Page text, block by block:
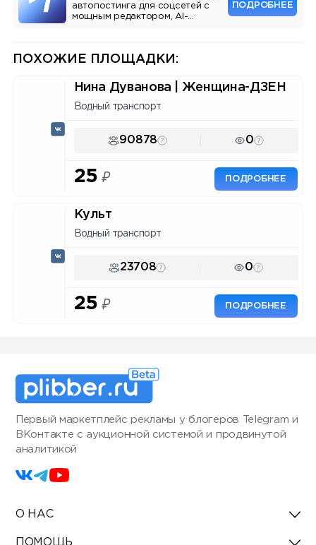
автопостинга для соцсетей с
мощным редактором, AI-
ПОДРОБНЕЕ
ПОХОЖИЕ ПЛОЩАДКИ:
Нина Дуванова | Женщина-ДЗЕН
Водный транспорт
90878 0
25 ₽ ПОДРОБНЕЕ
Культ
Водный транспорт
23708 0
25 ₽ ПОДРОБНЕЕ
Первый маркетплейс рекламы у блогеров Telegram и
ВКонтакте с аукционной системой и продвинутой
аналитикой
О НАС
ПОМОЩЬ